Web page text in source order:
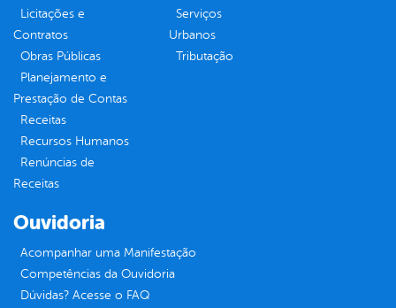
Licitações e
Contratos
Obras Públicas
Planejamento e
Prestação de Contas
Receitas
Recursos Humanos
Renúncias de
Receitas
Serviços
Urbanos
Tributação
Ouvidoria
Acompanhar uma Manifestação
Competências da Ouvidoria
Dúvidas? Acesse o FAQ